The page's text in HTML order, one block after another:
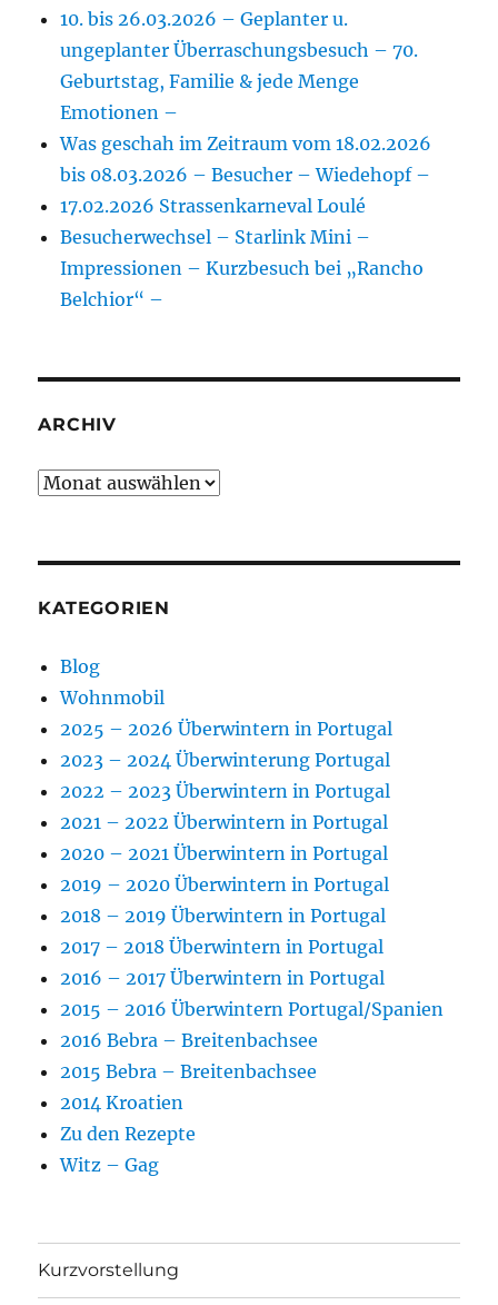
10. bis 26.03.2026 – Geplanter u.
ungeplanter Überraschungsbesuch – 70.
Geburtstag, Familie & jede Menge
Emotionen –
Was geschah im Zeitraum vom 18.02.2026
bis 08.03.2026 – Besucher – Wiedehopf –
17.02.2026 Strassenkarneval Loulé
Besucherwechsel – Starlink Mini –
Impressionen – Kurzbesuch bei „Rancho
Belchior“ –
ARCHIV
Archiv
KATEGORIEN
Blog
Wohnmobil
2025 – 2026 Überwintern in Portugal
2023 – 2024 Überwinterung Portugal
2022 – 2023 Überwintern in Portugal
2021 – 2022 Überwintern in Portugal
2020 – 2021 Überwintern in Portugal
2019 – 2020 Überwintern in Portugal
2018 – 2019 Überwintern in Portugal
2017 – 2018 Überwintern in Portugal
2016 – 2017 Überwintern in Portugal
2015 – 2016 Überwintern Portugal/Spanien
2016 Bebra – Breitenbachsee
2015 Bebra – Breitenbachsee
2014 Kroatien
Zu den Rezepte
Witz – Gag
Kurzvorstellung